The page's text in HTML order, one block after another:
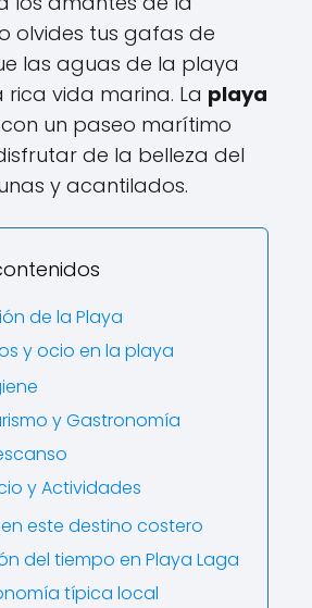
olvides tus gafas de
las aguas de la playa
vida marina. La playa
un paseo marítimo
de la belleza del
y acantilados.
de la Playa
y ocio en la playa
y Gastronomía
y Actividades
este destino costero
del tiempo en Playa Laga
típica local